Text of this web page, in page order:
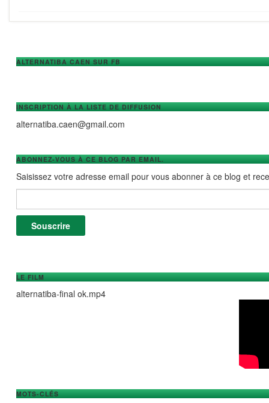
ALTERNATIBA CAEN SUR FB
INSCRIPTION À LA LISTE DE DIFFUSION
alternatiba.caen@gmail.com
ABONNEZ-VOUS À CE BLOG PAR EMAIL.
Saisissez votre adresse email pour vous abonner à ce blog et
Souscrire
LE FILM
alternatiba-final ok.mp4
MOTS-CLÉS